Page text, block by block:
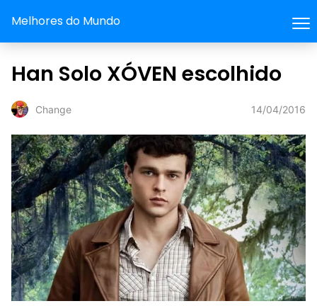
Melhores do Mundo
Han Solo XÓVEN escolhido
Change 14/04/2016